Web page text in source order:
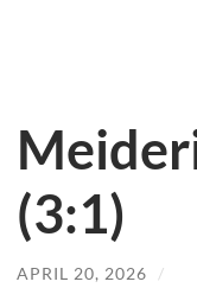
(3:1)
APRIL 20, 2026 /